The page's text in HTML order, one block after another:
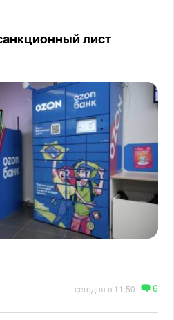
лист
сегодня в 11:50 6